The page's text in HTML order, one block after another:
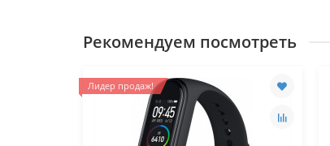
Рекомендуем посмотреть
Лидер продаж!